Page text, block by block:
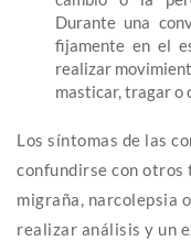
Durante una
fijamente en el
realizar
masticar, tragar o
Los síntomas de las
confundirse con otros
migraña, narcolepsia
realizar análisis y un